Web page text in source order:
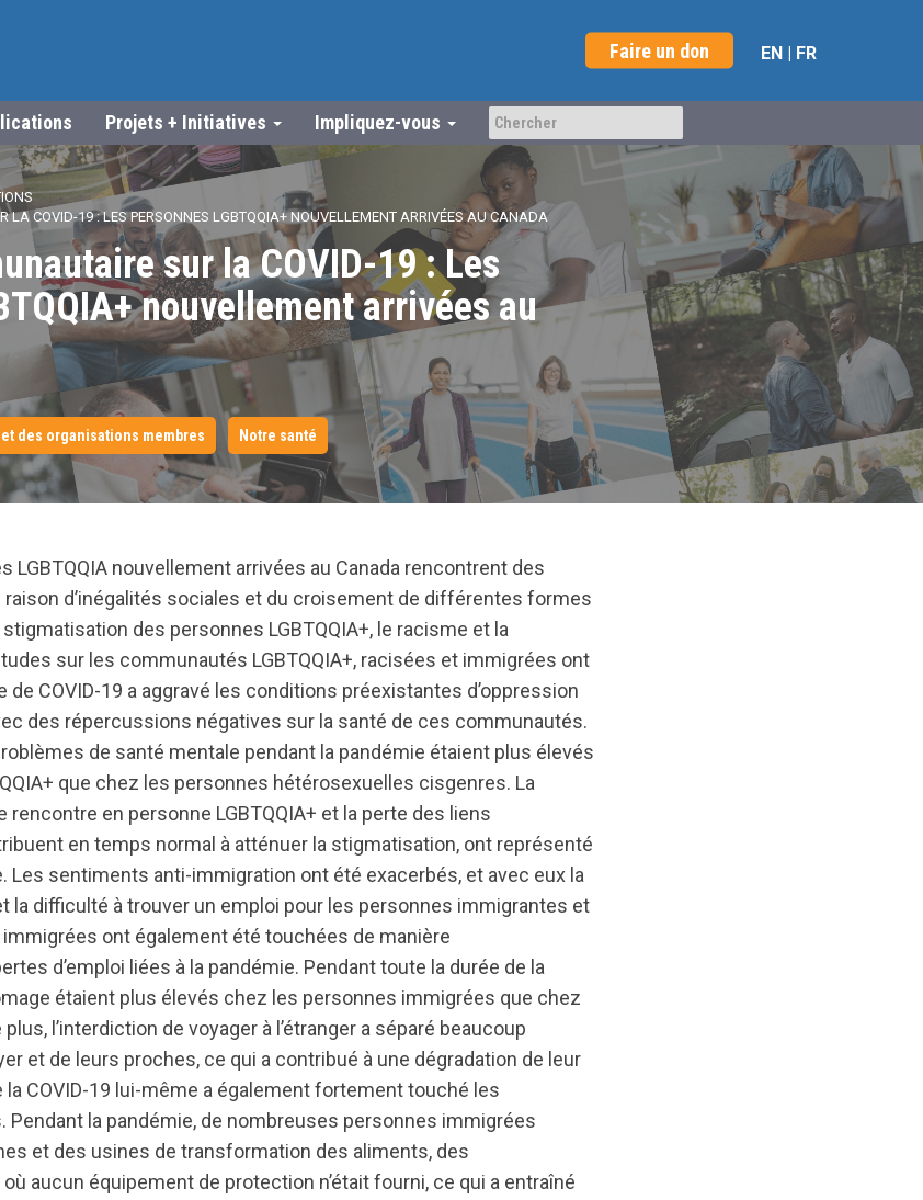
Faire un don EN | FR
Projets + Initiatives Impliquez-vous
LA COVID-19 : LES PERSONNES LGBTQQIA+ NOUVELLEMENT ARRIVÉES AU CANADA
sur la COVID-19 : Les
nouvellement arrivées au
des organisations membres Notre santé
LGBTQQIA nouvellement arrivées au Canada rencontrent des
d’inégalités sociales et du croisement de différentes formes
des personnes LGBTQQIA+, le racisme et la
sur les communautés LGBTQQIA+, racisées et immigrées ont
de COVID-19 a aggravé les conditions préexistantes d’oppression
des répercussions négatives sur la santé de ces communautés.
de santé mentale pendant la pandémie étaient plus élevés
que chez les personnes hétérosexuelles cisgenres. La
en personne LGBTQQIA+ et la perte des liens
en temps normal à atténuer la stigmatisation, ont représenté
Les sentiments anti-immigration ont été exacerbés, et avec eux la
la difficulté à trouver un emploi pour les personnes immigrantes et
ont également été touchées de manière
d’emploi liées à la pandémie. Pendant toute la durée de la
étaient plus élevés chez les personnes immigrées que chez
l’interdiction de voyager à l’étranger a séparé beaucoup
et de leurs proches, ce qui a contribué à une dégradation de leur
la COVID-19 lui-même a également fortement touché les
la pandémie, de nombreuses personnes immigrées
et des usines de transformation des aliments, des
aucun équipement de protection n’était fourni, ce qui a entraîné